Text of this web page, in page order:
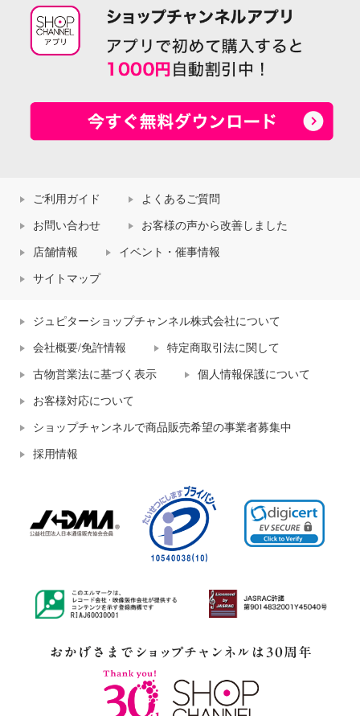
ご利用ガイド よくあるご質問
お問い合わせ お客様の声から改善しました
店舗情報 イベント・催事情報
サイトマップ
ジュピターショップチャンネル株式会社について
会社概要/免許情報 特定商取引法に関して
古物営業法に基づく表示 個人情報保護について
お客様対応について
ショップチャンネルで商品販売希望の事業者募集中
採用情報